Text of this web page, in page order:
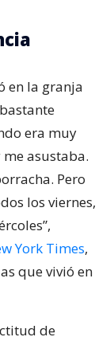
en la granja
era muy
asustaba.
Pero
los viernes,
York Times,
que vivió en
de